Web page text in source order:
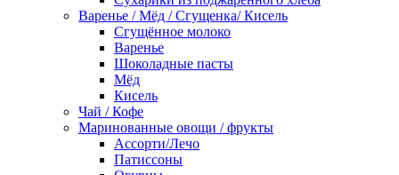
Варенье / Мёд / Сгущенка/ Кисель
Сгущённое молоко
Варенье
Шоколадные пасты
Мёд
Кисель
Чай / Кофе
Маринованные овощи / фрукты
Ассорти/Лечо
Патиссоны